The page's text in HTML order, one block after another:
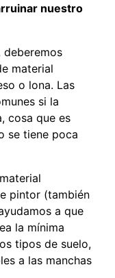
nuestro
deberemos
material
o lona. Las
si la
cosa que es
se tiene poca
pintor (también
a que
la mínima
tipos de suelo,
a las manchas